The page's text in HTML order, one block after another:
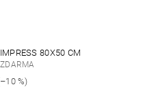
80X50 CM
%)